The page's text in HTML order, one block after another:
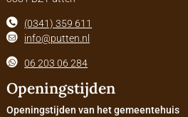
(0341) 359 611
info@putten.nl
06 203 06 284
Openingstijden
Openingstijden van het gemeentehuis